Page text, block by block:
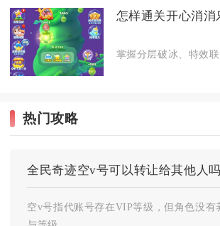
怎样通关开心消消
掌握分层破冰、特效
热门攻略
全民奇迹空v号可以转让给其他人吗
空v号指代账号存在VIP等级，但角色没有